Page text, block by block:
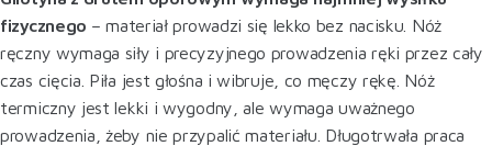
fizycznego – materiał prowadzi się lekko bez nacisku. Nóż
ręczny wymaga siły i precyzyjnego prowadzenia ręki przez cały
czas cięcia. Piła jest głośna i wibruje, co męczy rękę. Nóż
termiczny jest lekki i wygodny, ale wymaga uważnego
prowadzenia, żeby nie przypalić materiału. Długotrwała praca